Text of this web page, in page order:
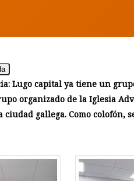
Lugo capital ya tiene un
organizado de la Iglesia
ciudad gallega. Como